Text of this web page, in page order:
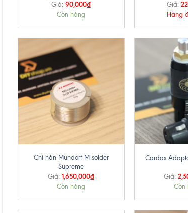
Giá: 90,000₫
Còn hàng
Giá:
Hàng
Chì hàn Mundorf M-solder
Supreme
Giá: 1,650,000₫
Còn hàng
+
Cardas
Giá:
Còn